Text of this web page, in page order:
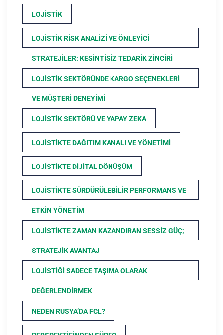
LOJISTIK
LOJISTIK RISK ANALIZI VE ÖNLEYICI
STRATEJILER: KESINTISIZ TEDARIK ZINCIRI
LOJISTIK SEKTÖRÜNDE KARGO SEÇENEKLERI
VE MÜŞTERI DENEYIMI
LOJISTIK SEKTÖRÜ VE YAPAY ZEKA
LOJISTIKTE DAĞITIM KANALI VE YÖNETIMI
LOJISTIKTE DIJITAL DÖNÜŞÜM
LOJISTIKTE SÜRDÜRÜLEBILIR PERFORMANS VE
ETKIN YÖNETIM
LOJISTIKTE ZAMAN KAZANDIRAN SESSIZ GÜÇ;
STRATEJIK AVANTAJ
LOJISTIĞI SADECE TAŞIMA OLARAK
DEĞERLENDIRMEK
NEDEN RUSYA’DA FCL?